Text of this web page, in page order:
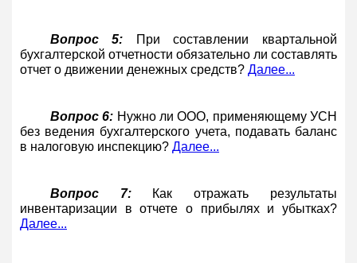
Вопрос 5: При составлении квартальной
бухгалтерской отчетности обязательно ли составлять
отчет о движении денежных средств? Далее...
Вопрос 6: Нужно ли ООО, применяющему УСН
без ведения бухгалтерского учета, подавать баланс
в налоговую инспекцию? Далее...
Вопрос 7:Как отражать результаты
инвентаризации в отчете о прибылях и убытках?
Далее...